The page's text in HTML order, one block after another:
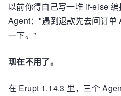
以前你得自己写一堆 if-else
Agent："遇到退款先去问订单
一下。"
现在不用了。
在 Erupt 1.14.3 里，三个